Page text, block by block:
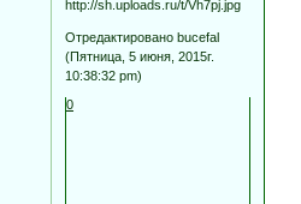
Отредактировано bucefal
(Пятница, 5 июня, 2015г.
10:38:32 pm)
0